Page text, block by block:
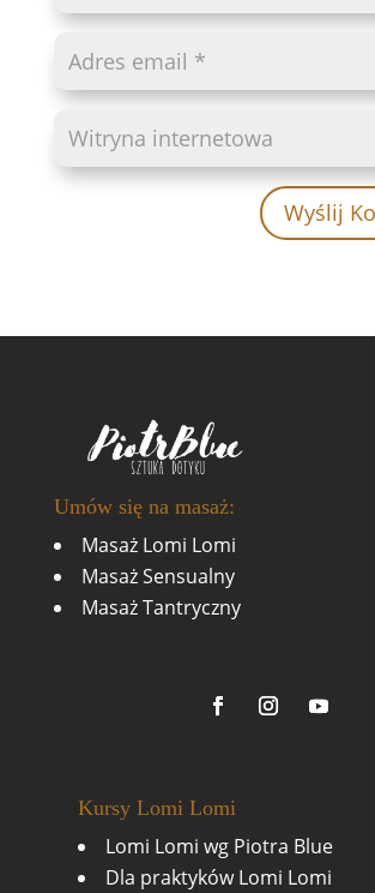
Wyślij
Umów się na masaż:
Masaż Lomi Lomi
Masaż Sensualny
Masaż Tantryczny
Kursy Lomi Lomi
Lomi Lomi wg Piotra Blue
Dla praktyków Lomi Lomi